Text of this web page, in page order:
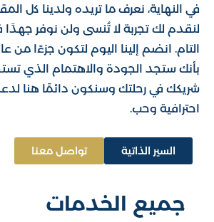
صالح النملة
استقدام​
من نحن
خدمات الاستقدام
اسئلة شائعة
في النهاية، نعرف ما تريده ولدينا كل
لنقدم لك تجربة لا تُنسى ولن نوفر
التام. انضم إلينا اليوم لتكون جزءًا من
بأنك ستجد الجودة والاهتمام الذي
شريكك في رحلتك وسنكون دائمًا هنا
احترافية وحب.
السير الذاتية تواصل معنا
جميع الخدمات